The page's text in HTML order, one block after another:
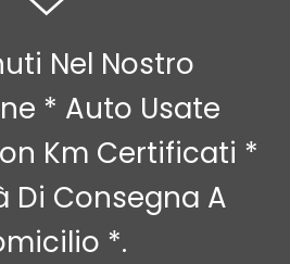
Nel Nostro
* Auto Usate
Km Certificati *
Di Consegna A
*.